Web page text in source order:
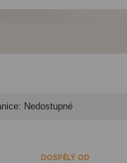
DOSPĚLÝ OD